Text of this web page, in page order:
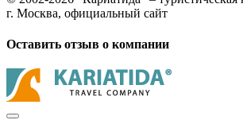
г. Москва, официальный сайт
Оставить отзыв о компании